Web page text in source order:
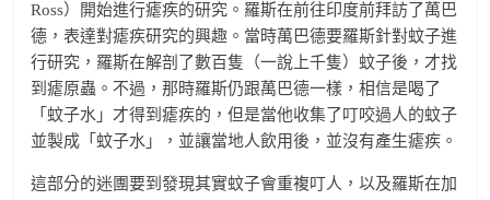
Ross）開始進行瘧疾的研究。羅斯在前往印度前拜訪了萬巴
德，表達對瘧疾研究的興趣。當時萬巴德要羅斯針對蚊子進
行研究，羅斯在解剖了數百隻（一說上千隻）蚊子後，才找
到瘧原蟲。不過，那時羅斯仍跟萬巴德一樣，相信是喝了
「蚊子水」才得到瘧疾的，但是當他收集了叮咬過人的蚊子
並製成「蚊子水」，並讓當地人飲用後，並沒有產生瘧疾。
這部分的迷團要到發現其實蚊子會重複叮人，以及羅斯在加